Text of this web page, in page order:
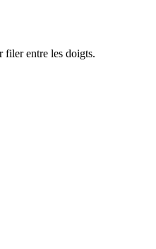
filer entre les doigts.